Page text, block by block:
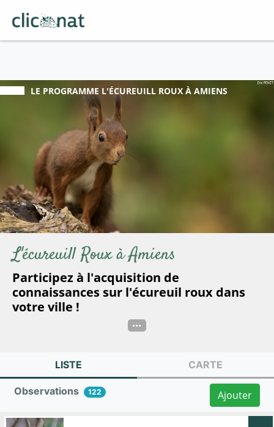
LE PROGRAMME L'ÉCUREUILL ROUX À AMIENS
L'écureuill Roux à Amiens
Participez à l'acquisition de
connaissances sur l'écureuil roux dans
votre ville !
...
LISTE CARTE
Observations 122 Ajouter